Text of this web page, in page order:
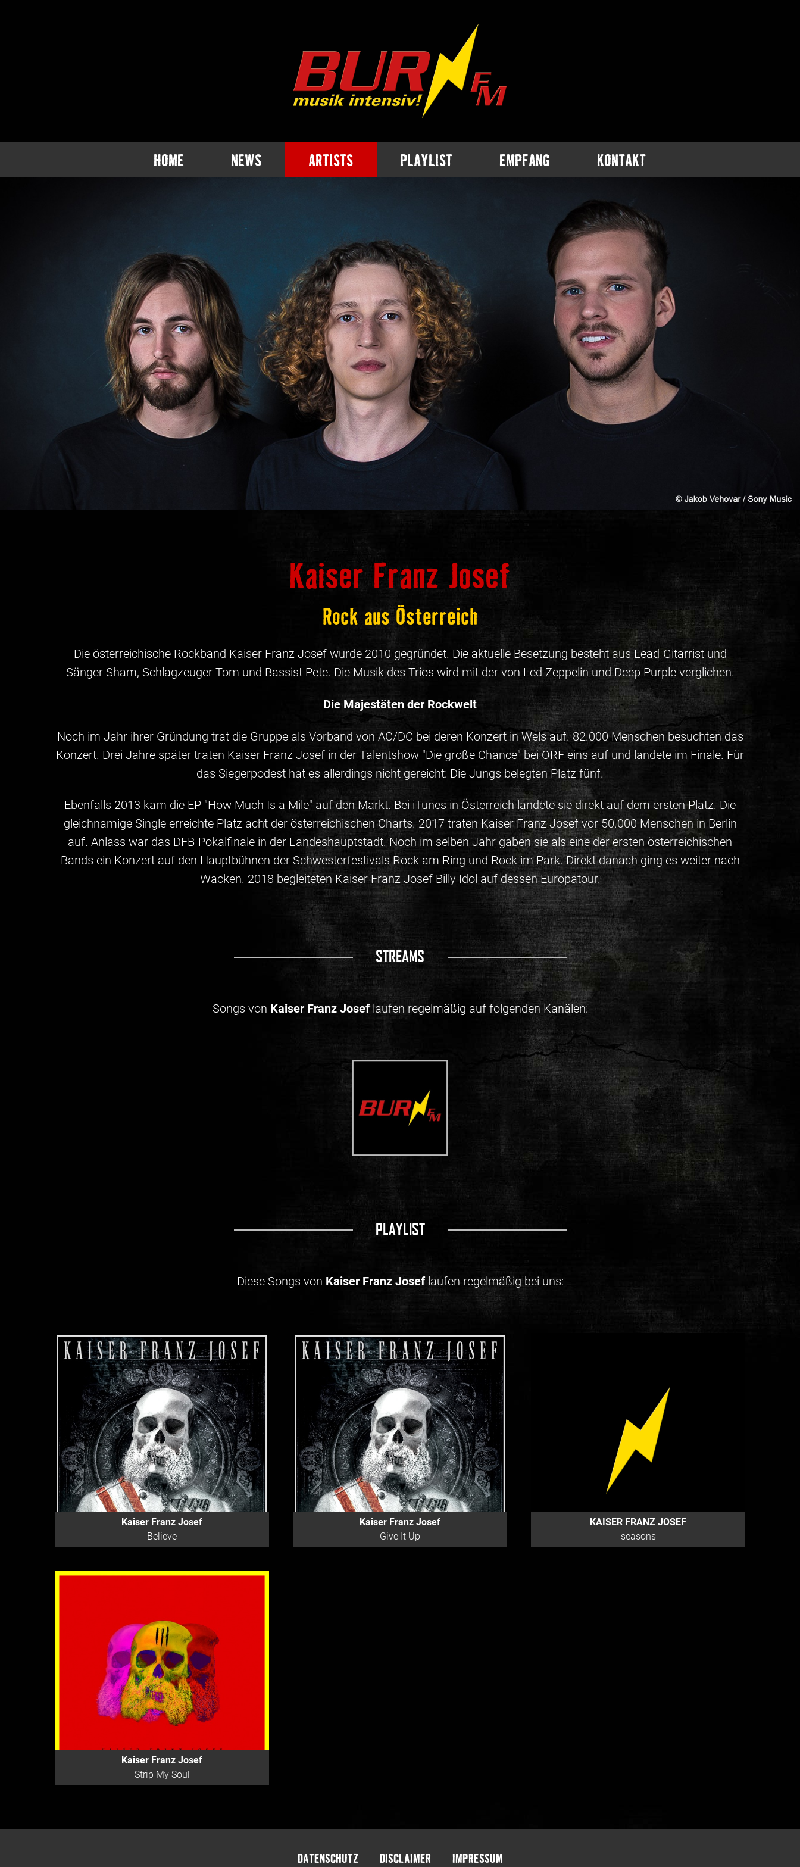
HOME NEWS ARTISTS PLAYLIST EMPFANG KONTAKT
Kaiser Franz Josef
Rock aus Österreich
Die österreichische Rockband Kaiser Franz Josef wurde 2010 gegründet. Die aktuelle Besetzung besteht aus Lead-Gitarrist und
Sänger Sham, Schlagzeuger Tom und Bassist Pete. Die Musik des Trios wird mit der von Led Zeppelin und Deep Purple verglichen.
Die Majestäten der Rockwelt
Noch im Jahr ihrer Gründung trat die Gruppe als Vorband von AC/DC bei deren Konzert in Wels auf. 82.000 Menschen besuchten das
Konzert. Drei Jahre später traten Kaiser Franz Josef in der Talentshow "Die große Chance" bei ORF eins auf und landete im Finale. Für
das Siegerpodest hat es allerdings nicht gereicht: Die Jungs belegten Platz fünf.
Ebenfalls 2013 kam die EP "How Much Is a Mile" auf den Markt. Bei iTunes in Österreich landete sie direkt auf dem ersten Platz. Die
gleichnamige Single erreichte Platz acht der österreichischen Charts. 2017 traten Kaiser Franz Josef vor 50.000 Menschen in Berlin
auf. Anlass war das DFB-Pokalfinale in der Landeshauptstadt. Noch im selben Jahr gaben sie als eine der ersten österreichischen
Bands ein Konzert auf den Hauptbühnen der Schwesterfestivals Rock am Ring und Rock im Park. Direkt danach ging es weiter nach
Wacken. 2018 begleiteten Kaiser Franz Josef Billy Idol auf dessen Europatour.
STREAMS
Songs von Kaiser Franz Joseflaufen regelmäßig auf folgenden Kanälen:
PLAYLIST
Diese Songs von Kaiser Franz Joseflaufen regelmäßig bei uns:
Kaiser Franz Josef
Believe
Kaiser Franz Josef
Give It Up
KAISER FRANZ JOSEF
seasons
Kaiser Franz Josef
Strip My Soul
DATENSCHUTZ DISCLAIMER IMPRESSUM